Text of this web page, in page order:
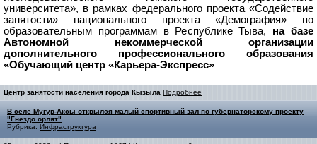
университета», в рамках федерального проекта «Содействие
занятости» национального проекта «Демография» по
образовательным программам в Республике Тыва, на базе
Автономной некоммерческой организации
дополнительного профессионального образования
«Обучающий центр «Карьера-Экспресс»
Центр занятости населения города Кызыла Подробнее
В селе Мугур-Аксы открылся малый спортивный зал по губернаторскому проекту
"Гнездо орлят"
Рубрика: Инфраструктура